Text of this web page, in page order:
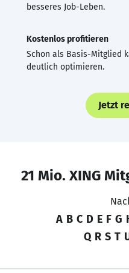
besseres Job-Leben.
Kostenlos profitieren
Schon als Basis-Mitglied
deutlich optimieren.
Jetzt
21 Mio. XING
A B C D E F G
Q R S T